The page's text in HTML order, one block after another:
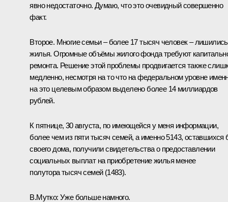
явно недостаточно. Думаю, что это очевидный совершенно
факт.
Второе. Многие семьи – более 17 тысяч человек – лишились
жилья. Огромные объёмы жилого фонда требуют
ремонта. Решение этой проблемы продвигается также
медленно, несмотря на то что на федеральном уровне
на это целевым образом выделено более 14 миллиардов
рублей.
К пятнице, 30 августа, по имеющейся у меня информации,
более чем из пяти тысяч семей, а именно 5143, оставшихся
своего дома, получили свидетельства о предоставлении
социальных выплат на приобретение жилья менее
полутора тысяч семей (1483).
В.Мутко: Уже больше намного.